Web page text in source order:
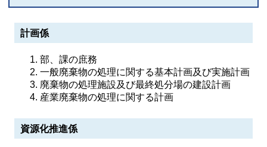
計画係
部、課の庶務
一般廃棄物の処理に関する基本計画及び実施計画
廃棄物の処理施設及び最終処分場の建設計画
産業廃棄物の処理に関する計画
資源化推進係